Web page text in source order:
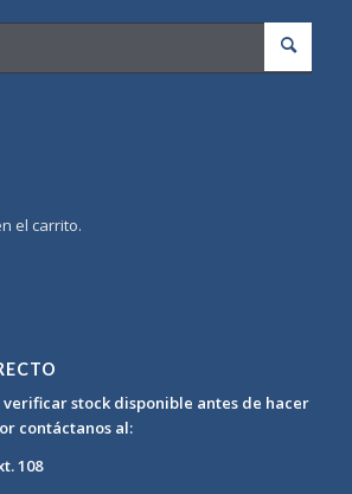
el carrito.
verificar stock disponible antes de hacer
contáctanos al:
108